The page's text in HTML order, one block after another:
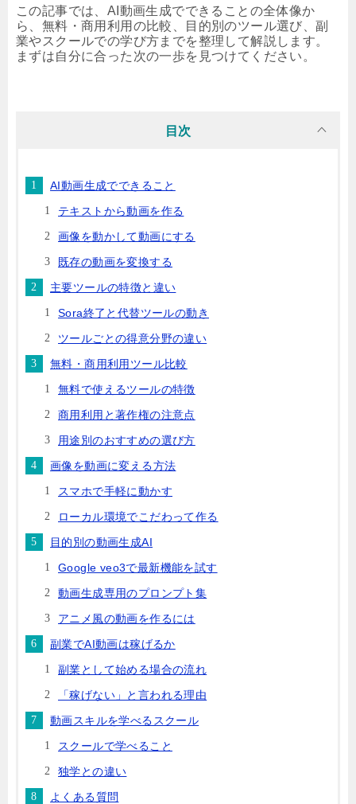
この記事では、AI動画生成でできることの全体像か
ら、無料・商用利用の比較、目的別のツール選び、副
業やスクールでの学び方までを整理して解説します。
まずは自分に合った次の一歩を見つけてください。
目次
AI動画生成でできること
テキストから動画を作る
画像を動かして動画にする
既存の動画を変換する
主要ツールの特徴と違い
Sora終了と代替ツールの動き
ツールごとの得意分野の違い
無料・商用利用ツール比較
無料で使えるツールの特徴
商用利用と著作権の注意点
用途別のおすすめの選び方
画像を動画に変える方法
スマホで手軽に動かす
ローカル環境でこだわって作る
目的別の動画生成AI
Google veo3で最新機能を試す
動画生成専用のプロンプト集
アニメ風の動画を作るには
副業でAI動画は稼げるか
副業として始める場合の流れ
「稼げない」と言われる理由
動画スキルを学べるスクール
スクールで学べること
独学との違い
よくある質問